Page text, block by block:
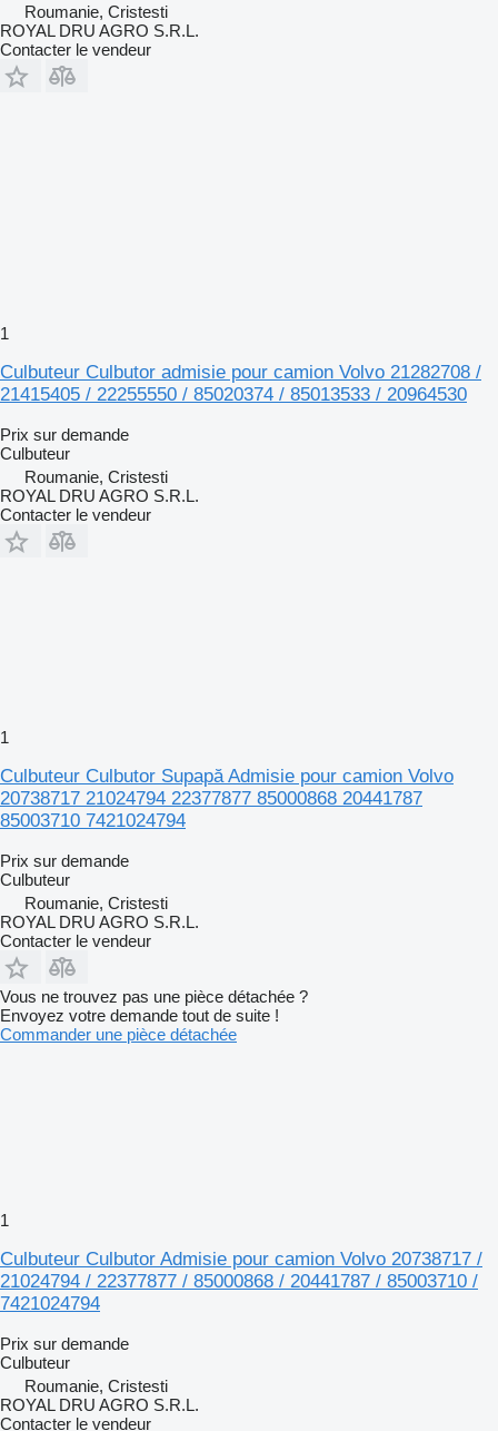
Roumanie, Cristesti
ROYAL DRU AGRO S.R.L.
Contacter le vendeur
1
Culbuteur Culbutor admisie pour camion Volvo 21282708 /
21415405 / 22255550 / 85020374 / 85013533 / 20964530
Prix sur demande
Culbuteur
Roumanie, Cristesti
ROYAL DRU AGRO S.R.L.
Contacter le vendeur
1
Culbuteur Culbutor Supapă Admisie pour camion Volvo
20738717 21024794 22377877 85000868 20441787
85003710 7421024794
Prix sur demande
Culbuteur
Roumanie, Cristesti
ROYAL DRU AGRO S.R.L.
Contacter le vendeur
Vous ne trouvez pas une pièce détachée ?
Envoyez votre demande tout de suite !
Commander une pièce détachée
1
Culbuteur Culbutor Admisie pour camion Volvo 20738717 /
21024794 / 22377877 / 85000868 / 20441787 / 85003710 /
7421024794
Prix sur demande
Culbuteur
Roumanie, Cristesti
ROYAL DRU AGRO S.R.L.
Contacter le vendeur